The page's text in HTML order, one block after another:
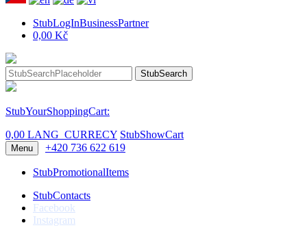
StubLogInBusinessPartner
0,00 Kč
StubSearch
StubYourShoppingCart:
0,00 LANG_CURRECY StubShowCart
Menu +420 736 622 619
StubPromotionalItems
StubContacts
Facebook
Instagram